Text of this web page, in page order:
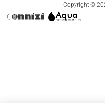
Copyright ©